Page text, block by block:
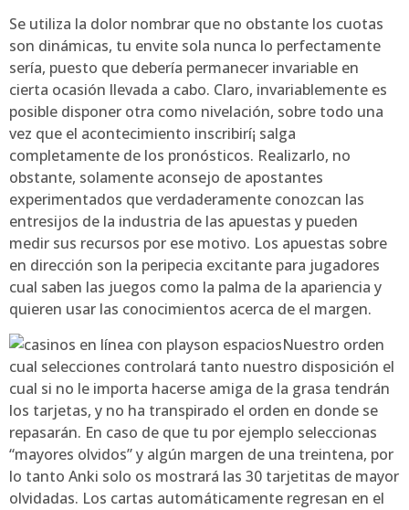
Se utiliza la dolor nombrar que no obstante los cuotas
son dinámicas, tu envite sola nunca lo perfectamente
serí­a, puesto que debería permanecer invariable en
cierta ocasión llevada a cabo. Claro, invariablemente es
posible disponer otra como nivelación, sobre todo una
vez que el acontecimiento inscribirí¡ salga
completamente de los pronósticos. Realizarlo, no
obstante, solamente aconsejo de apostantes
experimentados que verdaderamente conozcan las
entresijos de la industria de las apuestas y pueden
medir sus recursos por ese motivo. Los apuestas sobre
en dirección son la peripecia excitante para jugadores
cual saben las juegos como la palma de la apariencia y
quieren usar las conocimientos acerca de el margen.
Nuestro orden
cual selecciones controlará tanto nuestro disposición el
cual si no le importa hacerse amiga de la grasa tendrán
los tarjetas, y no ha transpirado el orden en donde se
repasarán. En caso de que tu por ejemplo seleccionas
“mayores olvidos” y algún margen de una treintena, por
lo tanto Anki solo os mostrará las 30 tarjetitas de mayor
olvidadas. Los cartas automáticamente regresan en el